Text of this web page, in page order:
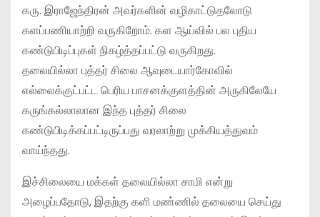
கரு. இராஜேந்திரன் அவர்களின் வழிகாட்டுதலோடு
களப்பணியாற்றி வருகிறோம். கள ஆய்வில் பல புதிய
கண்டுபிடிப்புகள் நிகழ்த்தப்பட்டு வருகிறது.
தலையில்லா புத்தர் சிலை ஆவுடையார்கோவில்
எல்லைக்குட்பட்ட பெரிய பாசனக்குளத்தின் அருகிலேயே
கருங்கல்லாலான இந்த புத்தர் சிலை
கண்டுபிடிக்கப்பட்டிருப்பது வரலாற்று முக்கியத்துவம்
வாய்ந்தது.
இச்சிலையை மக்கள் தலையில்லா சாமி என்று
அழைப்பதோடு, இதற்கு களி மண்ணில் தலையை செய்து